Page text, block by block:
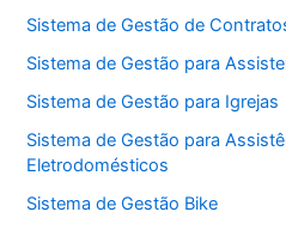
Sistema de Gestão de
Sistema de Gestão para
Sistema de Gestão para Igrejas
Sistema de Gestão para
Eletrodomésticos
Sistema de Gestão Bike